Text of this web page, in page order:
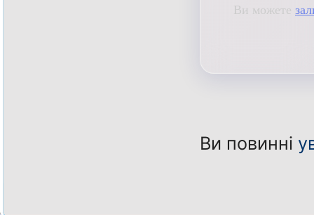
Ви можете
Ви повинні